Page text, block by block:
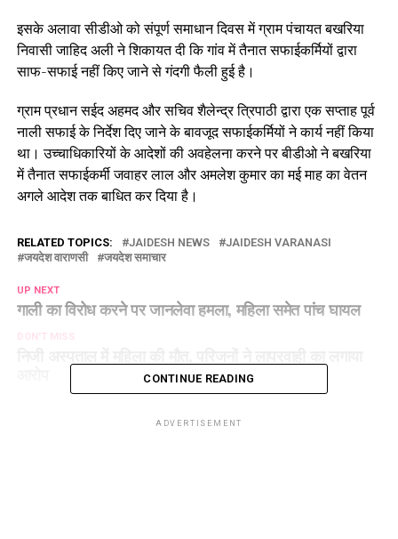
इसके अलावा सीडीओ को संपूर्ण समाधान दिवस में ग्राम पंचायत बखरिया
निवासी जाहिद अली ने शिकायत दी कि गांव में तैनात सफाईकर्मियों द्वारा
साफ-सफाई नहीं किए जाने से गंदगी फैली हुई है।
ग्राम प्रधान सईद अहमद और सचिव शैलेन्द्र त्रिपाठी द्वारा एक सप्ताह पूर्व
नाली सफाई के निर्देश दिए जाने के बावजूद सफाईकर्मियों ने कार्य नहीं किया
था। उच्चाधिकारियों के आदेशों की अवहेलना करने पर बीडीओ ने बखरिया
में तैनात सफाईकर्मी जवाहर लाल और अमलेश कुमार का मई माह का वेतन
अगले आदेश तक बाधित कर दिया है।
RELATED TOPICS: JAIDESH NEWS
JAIDESH VARANASI
जयदेश वाराणसी
जयदेश समाचार
UP NEXT
गाली का विरोध करने पर जानलेवा हमला, महिला समेत पांच घायल
DON'T MISS
CONTINUE READING
ADVERTISEMENT